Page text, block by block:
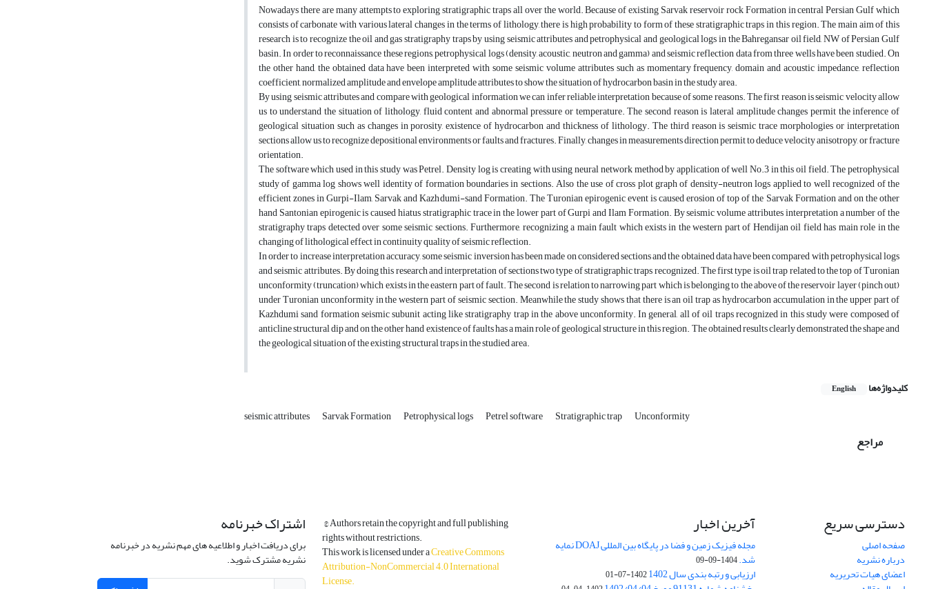
Nowadays there are many attempts to exploring stratigraphic traps all over the world. Because of existing Sarvak reservoir rock Formation in central Persian Gulf which
consists of carbonate with various lateral changes in the terms of lithology, there is high probability to form of these stratigraphic traps in this region. The main aim of this
research is to recognize the oil and gas stratigraphy traps by using seismic attributes and petrophysical and geological logs in the Bahregansar oil field, NW of Persian Gulf
basin. In order to reconnaissance these regions, petrophysical logs (density, acoustic, neutron and gamma) and seismic reflection data from three wells have been studied. On
the other hand, the obtained data have been interpreted with some seismic volume attributes such as momentary frequency, domain and acoustic impedance, reflection
coefficient, normalized amplitude and envelope amplitude attributes to show the situation of hydrocarbon basin in the study area.
By using seismic attributes and compare with geological information we can infer reliable interpretation because of some reasons. The first reason is seismic velocity allow
us to understand the situation of lithology, fluid content and abnormal pressure or temperature. The second reason is lateral amplitude changes permit the inference of
geological situation such as changes in porosity, existence of hydrocarbon and thickness of lithology. The third reason is seismic trace morphologies or interpretation
sections allow us to recognize depositional environments or faults and fractures. Finally, changes in measurements direction permit to deduce velocity anisotropy, or fracture
orientation.
The software which used in this study was Petrel. Density log is creating with using neural network method by application of well No.3 in this oil field. The petrophysical
study of gamma log shows well identity of formation boundaries in sections. Also the use of cross plot graph of density-neutron logs applied to well recognized of the
efficient zones in Gurpi-Ilam, Sarvak and Kazhdumi-sand Formation. The Turonian epirogenic event is caused erosion of top of the Sarvak Formation and on the other
hand Santonian epirogenic is caused hiatus stratigraphic trace in the lower part of Gurpi and Ilam Formation. By seismic volume attributes interpretation a number of the
stratigraphy traps detected over some seismic sections. Furthermore, recognizing a main fault which exists in the western part of Hendijan oil field has main role in the
changing of lithological effect in continuity quality of seismic reflection.
In order to increase interpretation accuracy, some seismic inversion has been made on considered sections and the obtained data have been compared with petrophysical logs
and seismic attributes. By doing this research and interpretation of sections two type of stratigraphic traps recognized. The first type is oil trap related to the top of Turonian
unconformity (truncation) which exists in the eastern part of fault. The second is relation to narrowing part which is belonging to the above of the reservoir layer (pinch out)
under Turonian unconformity in the western part of seismic section. Meanwhile the study shows that there is an oil trap as hydrocarbon accumulation in the upper part of
Kazhdumi sand formation seismic subunit acting like stratigraphy trap in the above unconformity. In general, all of oil traps recognized in this study were composed of
anticline structural dip and on the other hand existence of faults has a main role of geological structure in this region. The obtained results clearly demonstrated the shape and
the geological situation of the existing structural traps in the studied area.
کلیدواژه‌ها English
seismic attributes Sarvak Formation Petrophysical logs Petrel software Stratigraphic trap Unconformity
مراجع
دسترسی سریع
صفحه اصلی
درباره نشریه
اعضای هیات تحریریه
آخرین اخبار
مجله فیزیک زمین و فضا در پایگاه بین المللی DOAJ نمایه
شد.1404-09-09
ارزیابی و رتبه بندی سال 1402 1402-07-01
© Authors retain the copyright and full publishing
rights without restrictions.
This work is licensed under aCreative Commons
Attribution-NonCommercial 4.0 International
License.
اشتراک خبرنامه
برای دریافت اخبار و اطلاعیه های مهم نشریه در خبرنامه
نشریه مشترک شوید.